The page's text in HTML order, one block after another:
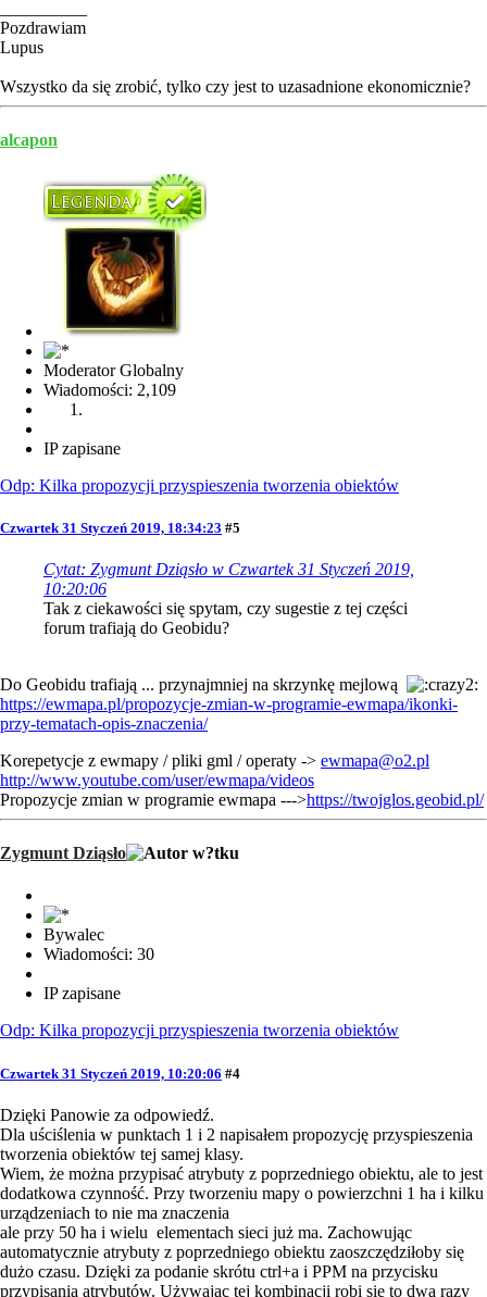
Pozdrawiam
Lupus
Wszystko da się zrobić, tylko czy jest to uzasadnione ekonomicznie?
alcapon
Moderator Globalny
Wiadomości: 2,109
IP zapisane
Odp: Kilka propozycji przyspieszenia tworzenia obiektów
Czwartek 31 Styczeń 2019, 18:34:23 #5
Cytat: Zygmunt Dziąsło w Czwartek 31 Styczeń 2019,
10:20:06
Tak z ciekawości się spytam, czy sugestie z tej części
forum trafiają do Geobidu?
Do Geobidu trafiają ... przynajmniej na skrzynkę mejlową
https://ewmapa.pl/propozycje-zmian-w-programie-ewmapa/ikonki-
przy-tematach-opis-znaczenia/
Korepetycje z ewmapy / pliki gml / operaty -> ewmapa@o2.pl
http://www.youtube.com/user/ewmapa/videos
Propozycje zmian w programie ewmapa --->https://twojglos.geobid.pl/
Zygmunt Dziąsło
Bywalec
Wiadomości: 30
IP zapisane
Odp: Kilka propozycji przyspieszenia tworzenia obiektów
Czwartek 31 Styczeń 2019, 10:20:06 #4
Dzięki Panowie za odpowiedź.
Dla uściślenia w punktach 1 i 2 napisałem propozycję przyspieszenia
tworzenia obiektów tej samej klasy.
Wiem, że można przypisać atrybuty z poprzedniego obiektu, ale to jest
dodatkowa czynność. Przy tworzeniu mapy o powierzchni 1 ha i kilku
urządzeniach to nie ma znaczenia
ale przy 50 ha i wielu elementach sieci już ma. Zachowując
automatycznie atrybuty z poprzedniego obiektu zaoszczędziłoby się
dużo czasu. Dzięki za podanie skrótu ctrl+a i PPM na przycisku
przypisania atrybutów. Używając tej kombinacji robi się to dwa razy